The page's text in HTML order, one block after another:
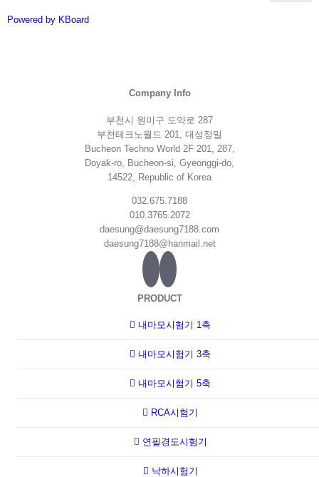
Powered by KBoard
Company Info
부천시 원미구 도약로 287
부천테크노월드 201, 대성정밀
Bucheon Techno World 2F 201, 287,
Doyak-ro, Bucheon-si, Gyeonggi-do,
14522, Republic of Korea
032.675.7188
010.3765.2072
daesung@daesung7188.com
daesung7188@hanmail.net
PRODUCT
내마모시험기 1축
내마모시험기 3축
내마모시험기 5축
RCA시험기
연필경도시험기
낙하시험기